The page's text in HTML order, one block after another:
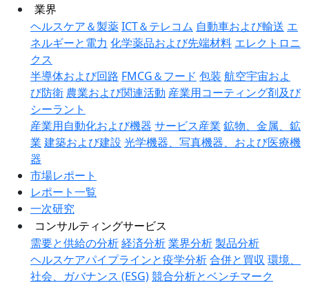
業界
ヘルスケア＆製薬ICT＆テレコム 自動車および輸送 エ
ネルギーと電力 化学薬品および先端材料 エレクトロニ
クス
半導体および回路 FMCG＆フード 包装 航空宇宙およ
び防衛 農業および関連活動 産業用コーティング剤及び
シーラント
産業用自動化および機器 サービス産業 鉱物、金属、鉱
業 建築および建設 光学機器、写真機器、および医療機
器
市場レポート
レポート一覧
一次研究
コンサルティングサービス
需要と供給の分析経済分析業界分析製品分析
ヘルスケアパイプラインと疫学分析合併と買収 環境、
社会、ガバナンス (ESG)競合分析とベンチマーク